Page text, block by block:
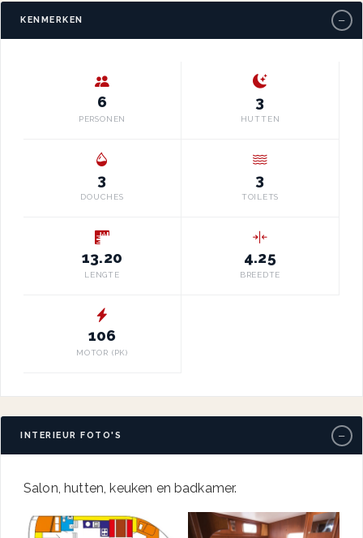
KENMERKEN −
6
PERSONEN
3
HUTTEN
3
DOUCHES
3
TOILETS
13.20
LENGTE
4.25
BREEDTE
106
MOTOR (PK)
INTERIEUR FOTO'S −
Salon, hutten, keuken en badkamer.